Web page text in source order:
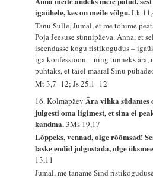
igaühele, kes on meile võlgu.Lk
Tänu Sulle, Jumal, et me tohime
Poja Jeesuse sünnipäeva. Anna, et
iseendasse kogu ristikogudus –
iga konfessioon – ning tunneks ära,
puhtaks, et täiel määral Sinu
Mt 3,7–12; Js 25,1–12
16. KolmapäevÄra vihka südames
julgesti oma ligimest, et sina ei
kandma.3Ms 19,17
Lõppeks, vennad, olge rõõmsad!
laske endid julgustada, olge
13,11
Jumal, me täname Sind